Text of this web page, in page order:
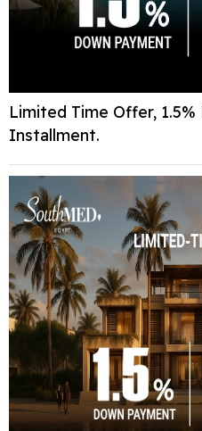
Limited Time Offer,
Installment.